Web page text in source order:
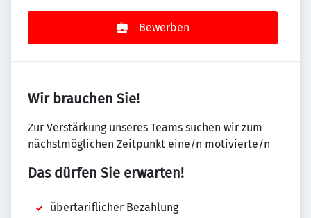
Bewerben
Wir brauchen Sie!
Zur Verstärkung unseres Teams suchen wir zum
nächstmöglichen Zeitpunkt eine/n motivierte/n
Das dürfen Sie erwarten!
übertariflicher Bezahlung